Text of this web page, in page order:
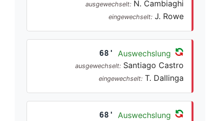
ausgewechselt: N. Cambiaghi
eingewechselt: J. Rowe
68' Auswechslung
ausgewechselt: Santiago Castro
eingewechselt: T. Dallinga
68' Auswechslung